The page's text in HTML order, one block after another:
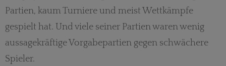
Partien, kaum Turniere und meist Wettkämpfe
gespielt hat. Und viele seiner Partien waren wenig
aussagekräftige Vorgabepartien gegen schwächere
Spieler.